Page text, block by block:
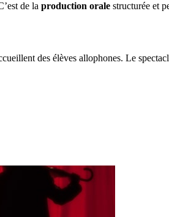
de la production orale structurée et
des élèves allophones. Le